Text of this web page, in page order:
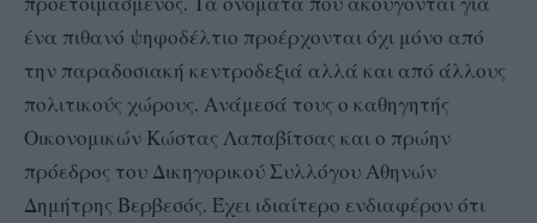
ένα πιθανό ψηφοδέλτιο προέρχονται όχι μόνο από
την παραδοσιακή κεντροδεξιά αλλά και από άλλους
πολιτικούς χώρους. Ανάμεσά τους ο καθηγητής
Οικονομικών Κώστας Λαπαβίτσας και ο πρώην
πρόεδρος του Δικηγορικού Συλλόγου Αθηνών
Δημήτρης Βερβεσός. Έχει ιδιαίτερο ενδιαφέρον ότι